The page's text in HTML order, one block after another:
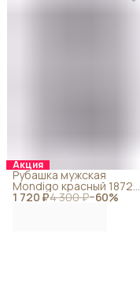
Акция
1 720 ₽4 300 ₽−60%
Рубашка мужская
Mondigo красный 18728-
43